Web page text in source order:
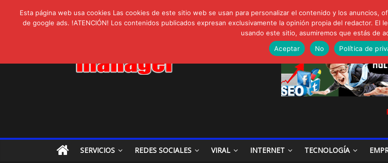
lunes, agosto 3, 2026 Novedades: LIVAM estrena Agua de Sal
Ultravioleta Radio, Cómo una radio sin fines comerciales
IA: Su importancia en las redes sociales
Gravatar: Tu Huella Digital en las Redes Sociales
SERVICIOS REDES SOCIALES VIRAL INTERNET TECNOLOGÍA
Esta página web usa cookies Las cookies de este sitio web se usan para personalizar el contenido y los anuncios,
de google ads. !ATENCIÓN! Los contenidos publicados expresan exclusivamente la opinión propia del redactor.
usando este sitio, asumiremos que estás de
Aceptar
No Política de